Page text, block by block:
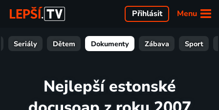
Menu
Přihlásit
Seriály Dětem Dokumenty Zábava Sport
Nejlepší estonské